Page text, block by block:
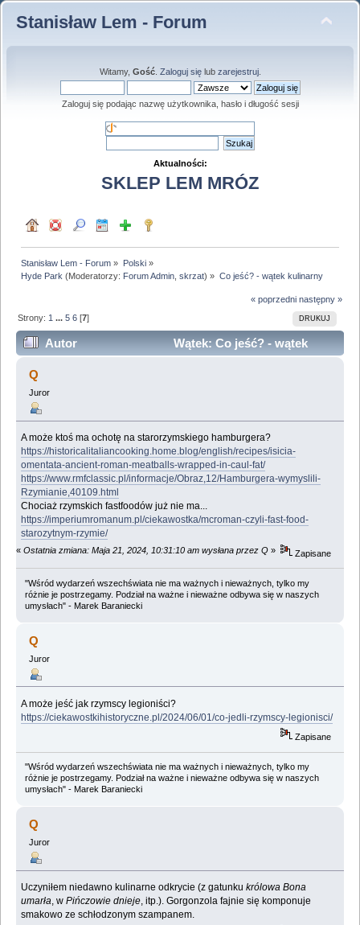
Stanisław Lem - Forum
Witamy, Gość. Zaloguj sięlub zarejestruj.
Zaloguj się podając nazwę użytkownika, hasło i długość sesji
Aktualności:
SKLEP LEM MRÓZ
Stanisław Lem - Forum » Polski»
Hyde Park (Moderatorzy: Forum Admin ,skrzat) » Co jeść? - wątek kulinarny
« poprzedni następny »
DRUKUJ
Strony: 1 ...5 6 [7]
Autor
Wątek: Co jeść? - wątek
kulinarny (Przeczytany 260725 razy)
Q
Juror
A może ktoś ma ochotę na starorzymskiego hamburgera?
https://historicalitaliancooking.home.blog/english/recipes/isicia-
omentata-ancient-roman-meatballs-wrapped-in-caul-fat/
https://www.rmfclassic.pl/informacje/Obraz,12/Hamburgera-wymyslili-
Rzymianie,40109.html
Chociaż rzymskich fastfoodów już nie ma...
https://imperiumromanum.pl/ciekawostka/mcroman-czyli-fast-food-
starozytnym-rzymie/
« Ostatnia zmiana: Maja 21, 2024, 10:31:10 am wysłana przez Q » Zapisane
"Wśród wydarzeń wszechświata nie ma ważnych i nieważnych, tylko my
różnie je postrzegamy. Podział na ważne i nieważne odbywa się w naszych
umysłach" - Marek Baraniecki
Q
Juror
A może jeść jak rzymscy legioniści?
https://ciekawostkihistoryczne.pl/2024/06/01/co-jedli-rzymscy-legionisci/
Zapisane
"Wśród wydarzeń wszechświata nie ma ważnych i nieważnych, tylko my
różnie je postrzegamy. Podział na ważne i nieważne odbywa się w naszych
umysłach" - Marek Baraniecki
Q
Juror
Uczyniłem niedawno kulinarne odkrycie (z gatunkukrólowa Bona
umarła, w Pińczowie dnieje, itp.). Gorgonzola fajnie się komponuje
smakowo ze schłodzonym szampanem.